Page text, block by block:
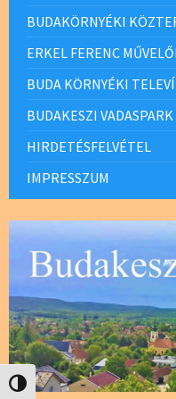
Nagy kontraszt váltása
BUDAKÖRNYÉKI
ERKEL FERENC
BUDA KÖRNYÉKI
BUDAKESZI VADASPARK
HIRDETÉSFELVÉTEL
IMPRESSZUM